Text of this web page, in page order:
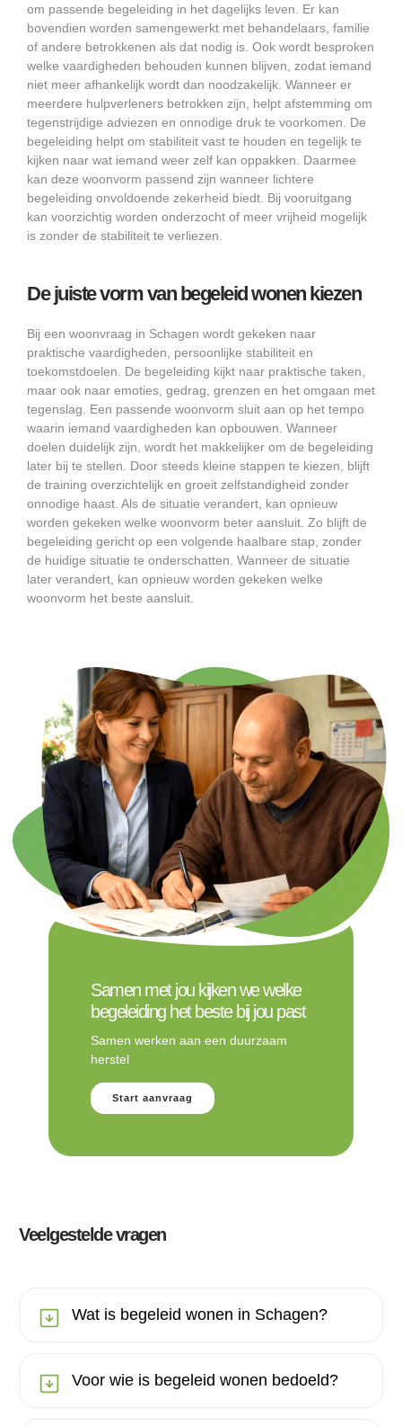
om passende begeleiding in het dagelijks leven. Er kan
bovendien worden samengewerkt met behandelaars, familie
of andere betrokkenen als dat nodig is. Ook wordt besproken
welke vaardigheden behouden kunnen blijven, zodat iemand
niet meer afhankelijk wordt dan noodzakelijk. Wanneer er
meerdere hulpverleners betrokken zijn, helpt afstemming om
tegenstrijdige adviezen en onnodige druk te voorkomen. De
begeleiding helpt om stabiliteit vast te houden en tegelijk te
kijken naar wat iemand weer zelf kan oppakken. Daarmee
kan deze woonvorm passend zijn wanneer lichtere
begeleiding onvoldoende zekerheid biedt. Bij vooruitgang
kan voorzichtig worden onderzocht of meer vrijheid mogelijk
is zonder de stabiliteit te verliezen.
De juiste vorm van begeleid wonen kiezen
Bij een woonvraag in Schagen wordt gekeken naar
praktische vaardigheden, persoonlijke stabiliteit en
toekomstdoelen. De begeleiding kijkt naar praktische taken,
maar ook naar emoties, gedrag, grenzen en het omgaan met
tegenslag. Een passende woonvorm sluit aan op het tempo
waarin iemand vaardigheden kan opbouwen. Wanneer
doelen duidelijk zijn, wordt het makkelijker om de begeleiding
later bij te stellen. Door steeds kleine stappen te kiezen, blijft
de training overzichtelijk en groeit zelfstandigheid zonder
onnodige haast. Als de situatie verandert, kan opnieuw
worden gekeken welke woonvorm beter aansluit. Zo blijft de
begeleiding gericht op een volgende haalbare stap, zonder
de huidige situatie te onderschatten. Wanneer de situatie
later verandert, kan opnieuw worden gekeken welke
woonvorm het beste aansluit.
Samen met jou kijken we welke
begeleiding het beste bij jou past
Samen werken aan een duurzaam
herstel
Start aanvraag
Veelgestelde vragen
Wat is begeleid wonen in Schagen?
Voor wie is begeleid wonen bedoeld?